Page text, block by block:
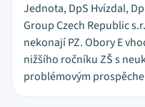
Jednota, DpS Hvízdal,
Group Czech Republic
nekonají PZ. Obory E
nižšího ročníku ZŠ s
problémovým